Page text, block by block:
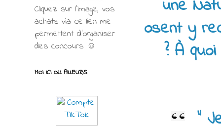
une
osent y
? À
"
Cliquez sur l'image, vos
achats via ce lien me
permettent d’organiser
des concours ☺
MOI ICI OU AILLEURS